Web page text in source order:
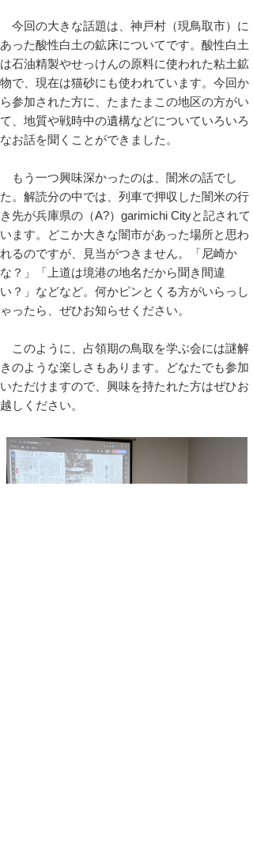
今回の大きな話題は、神戸村（現鳥取市）に
あった酸性白土の鉱床についてです。酸性白土
は石油精製やせっけんの原料に使われた粘土鉱
物で、現在は猫砂にも使われています。今回か
ら参加された方に、たまたまこの地区の方がい
て、地質や戦時中の遺構などについていろいろ
なお話を聞くことができました。
もう一つ興味深かったのは、闇米の話でし
た。解読分の中では、列車で押収した闇米の行
き先が兵庫県の（A?）garimichi Cityと記されて
います。どこか大きな闇市があった場所と思わ
れるのですが、見当がつきません。「尼崎か
な？」「上道は境港の地名だから聞き間違
い？」などなど。何かピンとくる方がいらっし
ゃったら、ぜひお知らせください。
このように、占領期の鳥取を学ぶ会には謎解
きのような楽しさもあります。どなたでも参加
いただけますので、興味を持たれた方はぜひお
越しください。